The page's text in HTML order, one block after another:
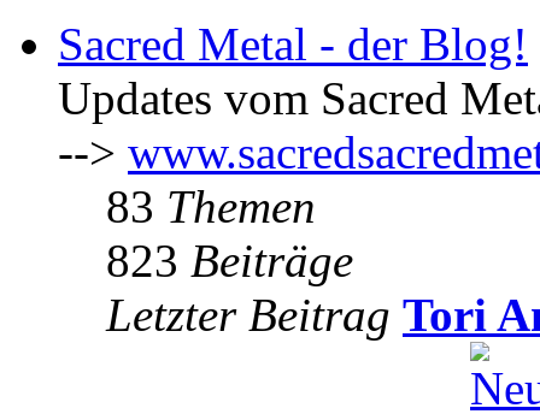
Sacred Metal - der Blog!
Updates vom Sacred
-->
83 Themen
823 Beiträge
Letzter Beitrag Tori